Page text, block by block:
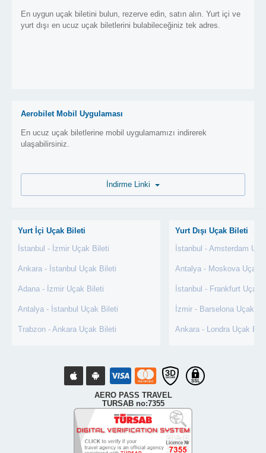
En uygun uçak biletini bulun, rezerve edin, satın alın. Yurt içi ve
yurt dışı en ucuz uçak biletlerini bulabileceğiniz tek adres.
Aerobilet Mobil Uygulaması
En ucuz uçak biletlerine mobil uygulamamızı indirerek
ulaşabilirsiniz.
Yurt İçi Uçak Bileti
İstanbul - İzmir Uçak Bileti
Ankara - İstanbul Uçak Bileti
Adana - İzmir Uçak Bileti
Antalya - İstanbul Uçak Bileti
Trabzon - Ankara Uçak Bileti
Yurt Dışı Uçak Bileti
İstanbul - Amsterdam
Antalya - Moskova Uçak
İstanbul - Frankfurt Uçak
İzmir - Barselona Uçak
Ankara - Londra Uçak
AERO PASS TRAVEL
TURSAB no:7355